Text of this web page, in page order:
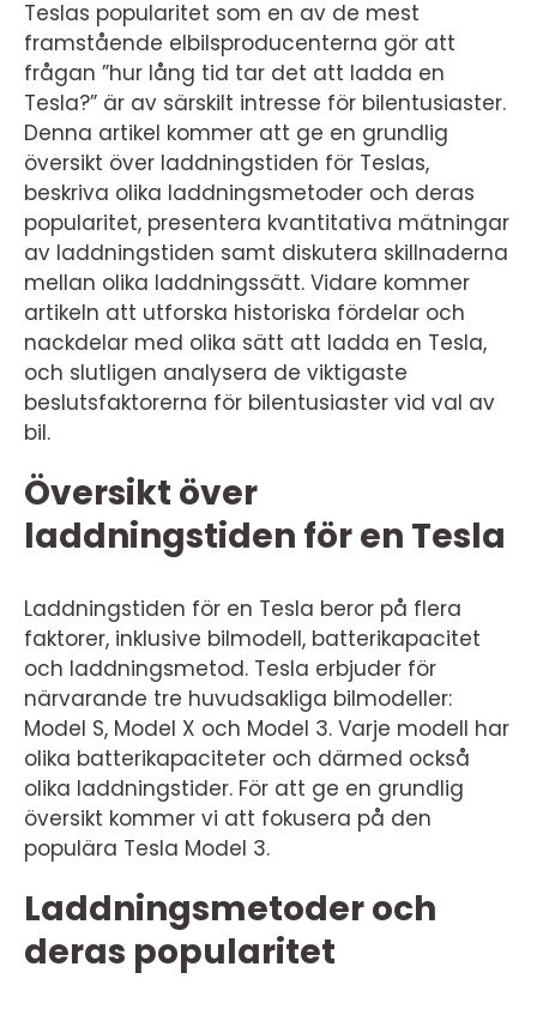
Teslas popularitet som en av de mest
framstående elbilsproducenterna gör att
frågan ”hur lång tid tar det att ladda en
Tesla?” är av särskilt intresse för bilentusiaster.
Denna artikel kommer att ge en grundlig
översikt över laddningstiden för Teslas,
beskriva olika laddningsmetoder och deras
popularitet, presentera kvantitativa mätningar
av laddningstiden samt diskutera skillnaderna
mellan olika laddningssätt. Vidare kommer
artikeln att utforska historiska fördelar och
nackdelar med olika sätt att ladda en Tesla,
och slutligen analysera de viktigaste
beslutsfaktorerna för bilentusiaster vid val av
bil.
Översikt över
laddningstiden för en Tesla
Laddningstiden för en Tesla beror på flera
faktorer, inklusive bilmodell, batterikapacitet
och laddningsmetod. Tesla erbjuder för
närvarande tre huvudsakliga bilmodeller:
Model S, Model X och Model 3. Varje modell har
olika batterikapaciteter och därmed också
olika laddningstider. För att ge en grundlig
översikt kommer vi att fokusera på den
populära Tesla Model 3.
Laddningsmetoder och
deras popularitet